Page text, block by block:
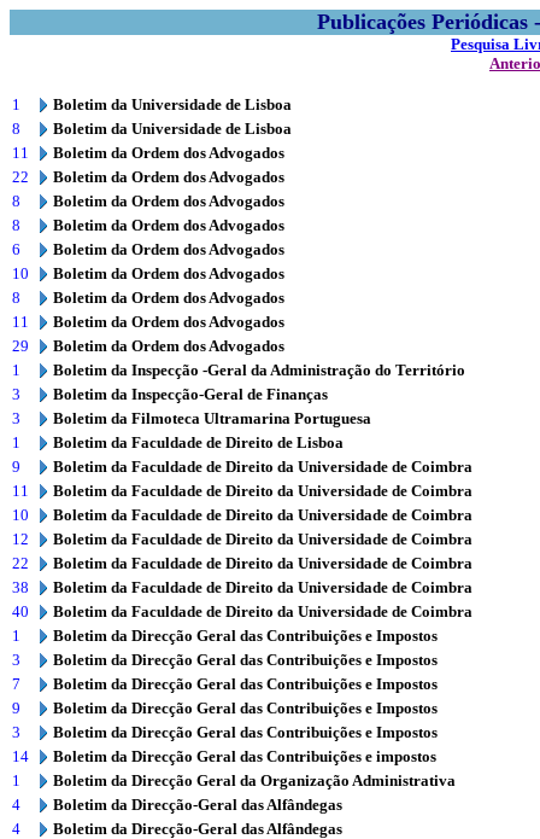
Publicações
Pesquisa
1
Boletim da Universidade de Lisboa
8
Boletim da Universidade de Lisboa
11
Boletim da Ordem dos Advogados
22
Boletim da Ordem dos Advogados
8
Boletim da Ordem dos Advogados
8
Boletim da Ordem dos Advogados
6
Boletim da Ordem dos Advogados
10
Boletim da Ordem dos Advogados
8
Boletim da Ordem dos Advogados
11
Boletim da Ordem dos Advogados
29
Boletim da Ordem dos Advogados
1
Boletim da Inspecção -Geral da Administração do Território
3
Boletim da Inspecção-Geral de Finanças
3
Boletim da Filmoteca Ultramarina Portuguesa
1
Boletim da Faculdade de Direito de Lisboa
9
Boletim da Faculdade de Direito da Universidade de Coimbra
11
Boletim da Faculdade de Direito da Universidade de Coimbra
10
Boletim da Faculdade de Direito da Universidade de Coimbra
12
Boletim da Faculdade de Direito da Universidade de Coimbra
22
Boletim da Faculdade de Direito da Universidade de Coimbra
38
Boletim da Faculdade de Direito da Universidade de Coimbra
40
Boletim da Faculdade de Direito da Universidade de Coimbra
1
Boletim da Direcção Geral das Contribuições e Impostos
3
Boletim da Direcção Geral das Contribuições e Impostos
7
Boletim da Direcção Geral das Contribuições e Impostos
9
Boletim da Direcção Geral das Contribuições e Impostos
3
Boletim da Direcção Geral das Contribuições e Impostos
14
Boletim da Direcção Geral das Contribuições e impostos
1
Boletim da Direcção Geral da Organização Administrativa
4
Boletim da Direcção-Geral das Alfândegas
4
Boletim da Direcção-Geral das Alfândegas